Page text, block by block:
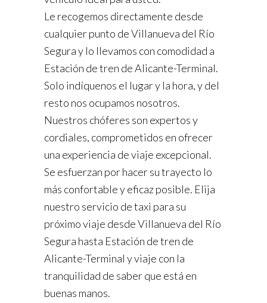
Le recogemos directamente desde
cualquier punto de Villanueva del Río
Segura y lo llevamos con comodidad a
Estación de tren de Alicante-Terminal.
Solo indíquenos el lugar y la hora, y del
resto nos ocupamos nosotros.
Nuestros chóferes son expertos y
cordiales, comprometidos en ofrecer
una experiencia de viaje excepcional.
Se esfuerzan por hacer su trayecto lo
más confortable y eficaz posible. Elija
nuestro servicio de taxi para su
próximo viaje desde Villanueva del Río
Segura hasta Estación de tren de
Alicante-Terminal y viaje con la
tranquilidad de saber que está en
buenas manos.